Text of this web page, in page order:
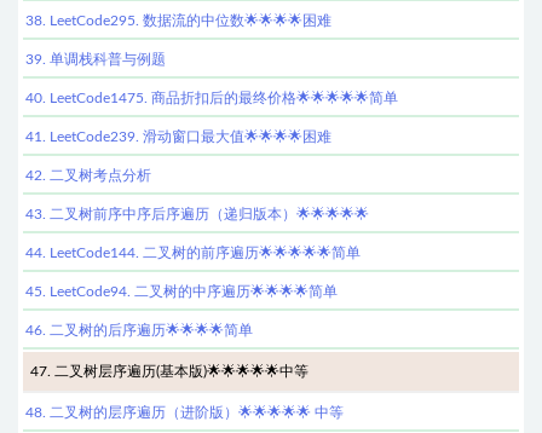
38. LeetCode295. 数据流的中位数🌟🌟🌟🌟困难
39. 单调栈科普与例题
40. LeetCode1475. 商品折扣后的最终价格🌟🌟🌟🌟🌟简单
41. LeetCode239. 滑动窗口最大值🌟🌟🌟🌟困难
42. 二叉树考点分析
43. 二叉树前序中序后序遍历（递归版本）🌟🌟🌟🌟🌟
44. LeetCode144. 二叉树的前序遍历🌟🌟🌟🌟🌟简单
45. LeetCode94. 二叉树的中序遍历🌟🌟🌟🌟简单
46. 二叉树的后序遍历🌟🌟🌟🌟简单
47. 二叉树层序遍历(基本版)🌟🌟🌟🌟🌟中等
48. 二叉树的层序遍历（进阶版）🌟🌟🌟🌟🌟 中等